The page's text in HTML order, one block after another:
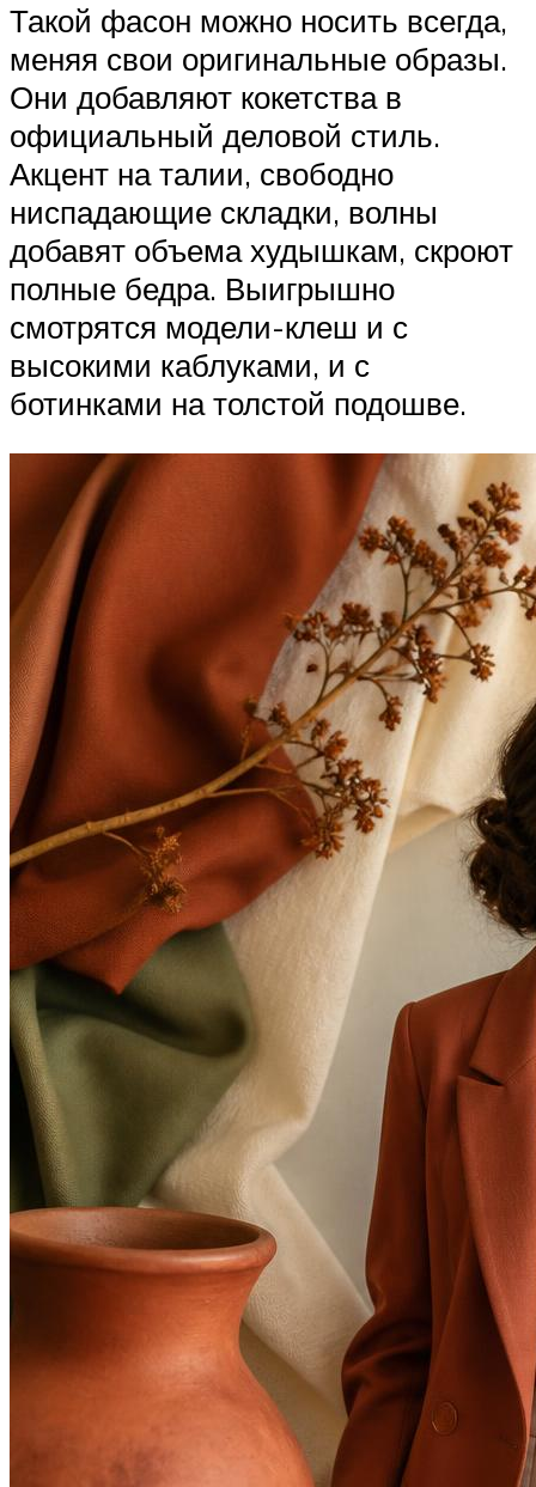
Такой фасон можно носить всегда,
меняя свои оригинальные образы.
Они добавляют кокетства в
официальный деловой стиль.
Акцент на талии, свободно
ниспадающие складки, волны
добавят объема худышкам, скроют
полные бедра. Выигрышно
смотрятся модели-клеш и с
высокими каблуками, и с
ботинками на толстой подошве.